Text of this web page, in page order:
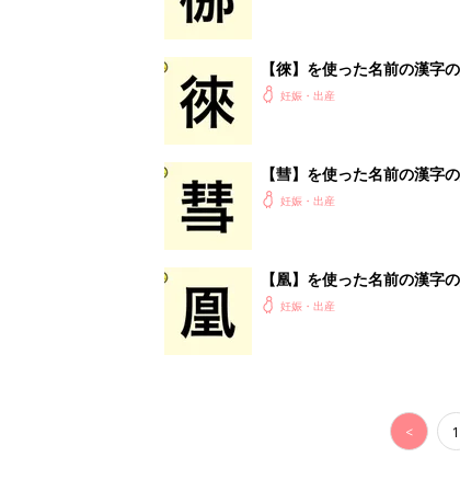
【徠】を使った名前の漢字
妊娠・出産
【彗】を使った名前の漢字
妊娠・出産
【凰】を使った名前の漢字
妊娠・出産
< 1